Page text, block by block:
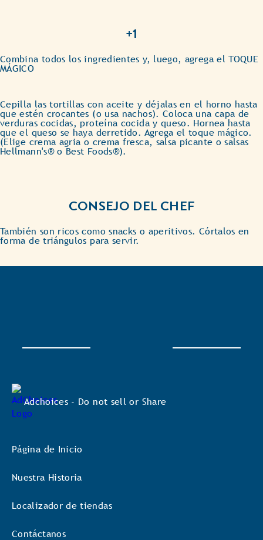
+1
Combina todos los ingredientes y, luego, agrega el TOQUE
MÁGICO
Cepilla las tortillas con aceite y déjalas en el horno hasta
que estén crocantes (o usa nachos). Coloca una capa de
verduras cocidas, proteína cocida y queso. Hornea hasta
que el queso se haya derretido. Agrega el toque mágico.
(Elige crema agria o crema fresca, salsa picante o salsas
Hellmann's® o Best Foods®).
CONSEJO DEL CHEF
También son ricos como snacks o aperitivos. Córtalos en
forma de triángulos para servir.
Adchoices - Do not sell or Share
Página de Inicio
Nuestra Historia
Localizador de tiendas
Contáctanos